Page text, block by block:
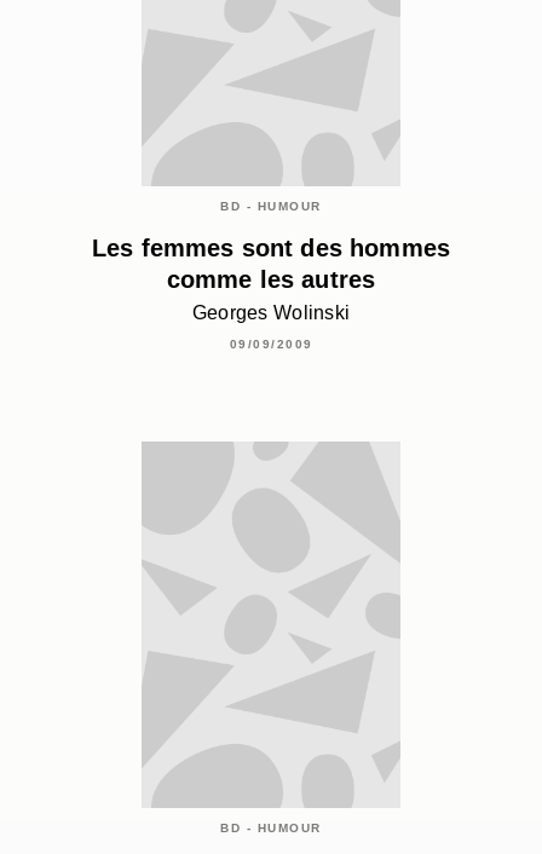
BD - HUMOUR
Les femmes sont des hommes
comme les autres
Georges Wolinski
09/09/2009
BD - HUMOUR